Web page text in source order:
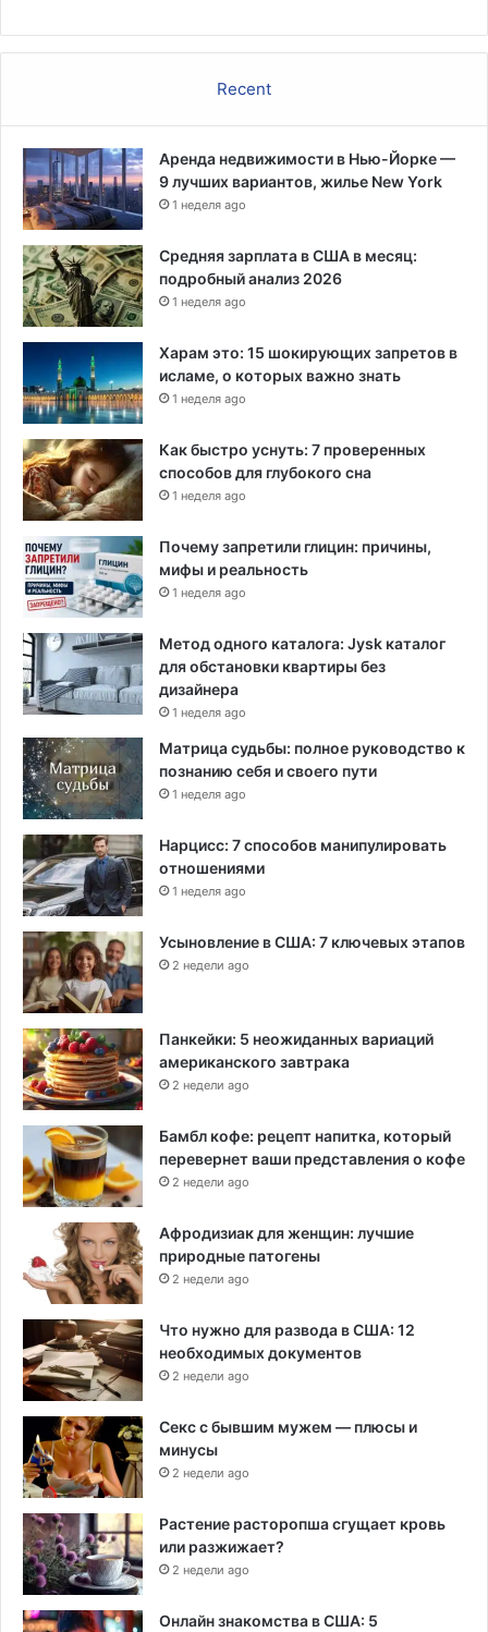
3
м
и
л
л
и
о
н
а
о
л
а
р
в
Recent
Аренда недвижимости в Нью-Йорке —
9 лучших вариантов, жилье New York
1 неделя ago
Средняя зарплата в США в месяц:
подробный анализ 2026
1 неделя ago
Харам это: 15 шокирующих запретов в
исламе, о которых важно знать
1 неделя ago
Как быстро уснуть: 7 проверенных
способов для глубокого сна
1 неделя ago
Почему запретили глицин: причины,
мифы и реальность
1 неделя ago
Метод одного каталога: Jysk каталог
для обстановки квартиры без
дизайнера
1 неделя ago
Матрица судьбы: полное руководство к
познанию себя и своего пути
1 неделя ago
Нарцисс: 7 способов манипулировать
отношениями
1 неделя ago
Усыновление в США: 7 ключевых этапов
2 недели ago
Панкейки: 5 неожиданных вариаций
американского завтрака
2 недели ago
Бамбл кофе: рецепт напитка, который
перевернет ваши представления о кофе
2 недели ago
Афродизиак для женщин: лучшие
природные патогены
2 недели ago
Что нужно для развода в США: 12
необходимых документов
2 недели ago
Секс с бывшим мужем — плюсы и
минусы
2 недели ago
Растение расторопша сгущает кровь
или разжижает?
2 недели ago
Онлайн знакомства в США: 5